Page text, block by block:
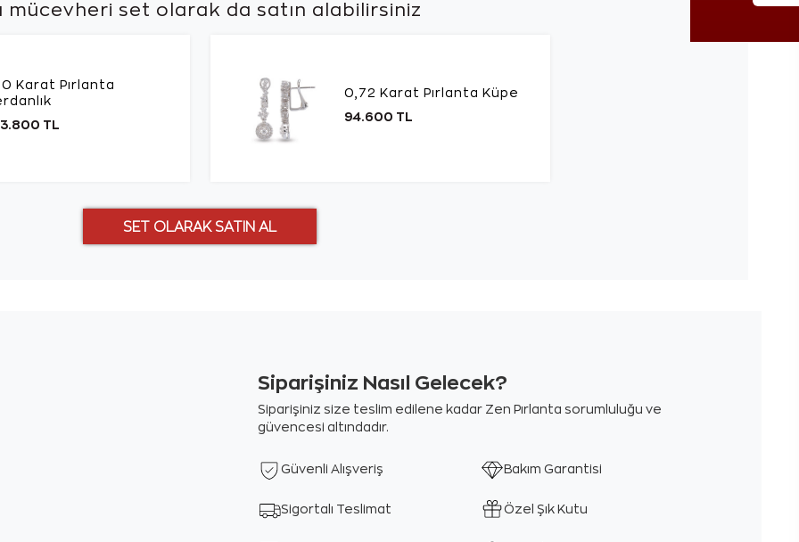
mücevheri set olarak da satın alabilirsiniz
Karat Pırlanta
TL
0,72 Karat Pırlanta Küpe
94.600 TL
Siparişiniz Nasıl Gelecek?
Siparişiniz size teslim edilene kadar Zen Pırlanta sorumluluğu ve
güvencesi altındadır.
Güvenli Alışveriş Bakım Garantisi
Sigortalı Teslimat Özel Şık Kutu